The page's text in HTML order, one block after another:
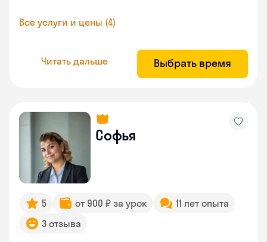
Все услуги и цены (4)
Читать дальше Выбрать время
Софья
5 от 900 ₽ за урок
11 лет опыта
3 отзыва